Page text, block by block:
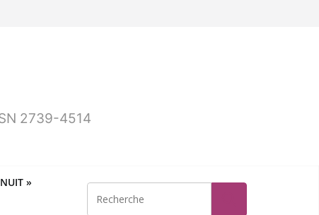
2739-4514
»